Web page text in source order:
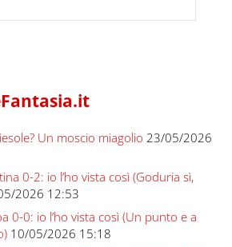
Un moscio miagolio 23/05/2026
0-2: io l’ho vista così (Goduria sì,
2026 12:53
0-0: io l’ho vista così (Un punto e a
10/05/2026 15:18